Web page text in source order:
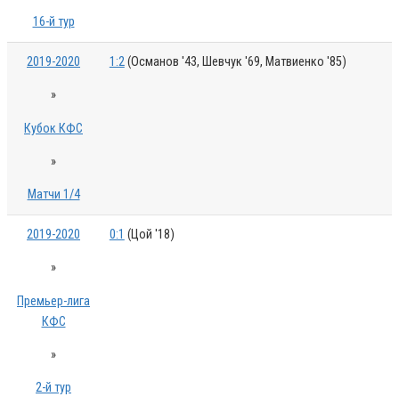
16-й тур
2019-2020
»
Кубок КФС
»
Матчи 1/4
1:2(Османов '43, Шевчук '69, Матвиенко '85)
2019-2020
»
Премьер-лига
КФС
»
2-й тур
0:1 (Цой '18)